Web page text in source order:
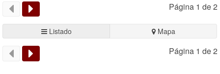
Página 1 de 2
Listado Mapa
Página 1 de 2